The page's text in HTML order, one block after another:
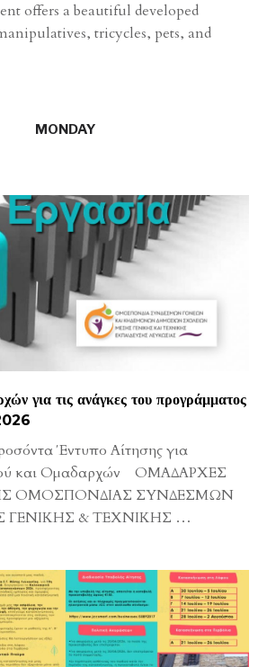
offers a beautiful developed
tricycles, pets, and
MONDAY
για τις ανάγκες του προγράμματος
Έντυπο Αίτησης για
και Ομαδαρχών ΟΜΑΔΑΡΧΕΣ
ΟΜΟΣΠΟΝΔΙΑΣ ΣΥΝΔΕΣΜΩΝ
& ΤΕΧΝΙΚΗΣ …